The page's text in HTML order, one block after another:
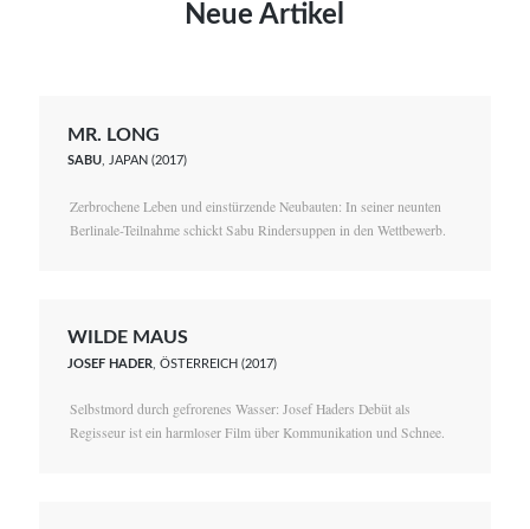
Neue Artikel
MR. LONG
SABU, JAPAN (2017)
Zerbrochene Leben und einstürzende Neubauten: In seiner neunten
Berlinale-Teilnahme schickt Sabu Rindersuppen in den Wettbewerb.
WILDE MAUS
JOSEF HADER , ÖSTERREICH (2017)
Selbstmord durch gefrorenes Wasser: Josef Haders Debüt als
Regisseur ist ein harmloser Film über Kommunikation und Schnee.